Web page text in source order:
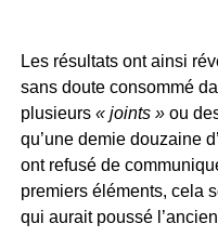
Les résultats ont ainsi
sans doute consommé
plusieurs« joints »ou
qu’une demie douzaine
ont refusé de
premiers éléments, cela
qui aurait poussé